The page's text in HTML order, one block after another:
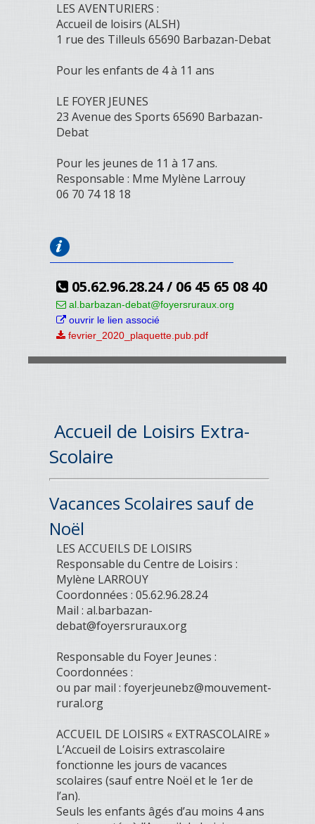
LES AVENTURIERS :
Accueil de loisirs (ALSH)
1 rue des Tilleuls 65690 Barbazan-Debat
Pour les enfants de 4 à 11 ans
LE FOYER JEUNES
23 Avenue des Sports 65690 Barbazan-
Debat
Pour les jeunes de 11 à 17 ans.
Responsable : Mme Mylène Larrouy
06 70 74 18 18
05.62.96.28.24 / 06 45 65 08 40
al.barbazan-debat@foyersruraux.org
ouvrir le lien associé
fevrier_2020_plaquette.pub.pdf
Accueil de Loisirs Extra-
Scolaire
Vacances Scolaires sauf de
Noël
LES ACCUEILS DE LOISIRS
Responsable du Centre de Loisirs :
Mylène LARROUY
Coordonnées : 05.62.96.28.24
Mail : al.barbazan-
debat@foyersruraux.org
Responsable du Foyer Jeunes :
Coordonnées :
ou par mail : foyerjeunebz@mouvement-
rural.org
ACCUEIL DE LOISIRS « EXTRASCOLAIRE »
L’Accueil de Loisirs extrascolaire
fonctionne les jours de vacances
scolaires (sauf entre Noël et le 1er de
l’an).
Seuls les enfants âgés d’au moins 4 ans